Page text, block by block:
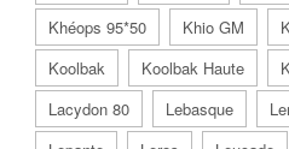
Khéops 95*50
Khio GM
Koolbak
Koolbak Haute
Lacydon 80
Lebasque